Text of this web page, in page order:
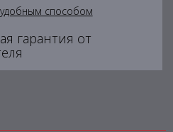
способом
гарантия от